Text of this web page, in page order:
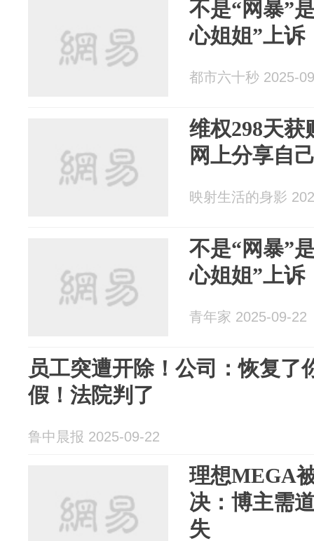
不是“网暴”
心姐姐”上诉
都市六十秒 2025-
维权298天获
网上分享自
映射生活的身影
不是“网暴”
心姐姐”上诉
青年家 2025-09-22
员工突遭开除！公司：恢复了
假！法院判了
鲁中晨报 2025-09-22
理想MEGA
决：博主需
失